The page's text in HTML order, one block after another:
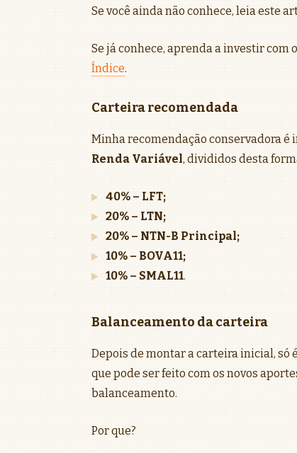
Se você ainda não conhece, leia este
Se já conhece, aprenda a investir com o
Índice.
Carteira recomendada
Minha recomendação conservadora é
Renda Variável, divididos desta
40% – LFT;
20% – LTN;
20% – NTN-B Principal;
10% – BOVA11;
10% – SMAL11.
Balanceamento da carteira
Depois de montar a carteira inicial, só
que pode ser feito com os novos
balanceamento.
Por que?